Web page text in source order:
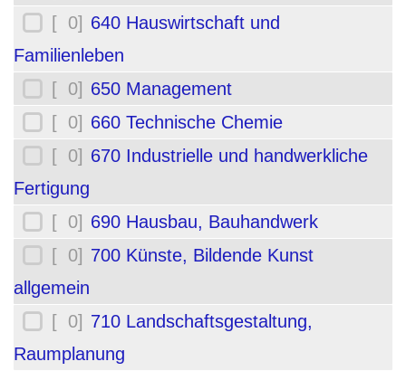
[ 0] 640 Hauswirtschaft und
Familienleben
[ 0] 650 Management
[ 0] 660 Technische Chemie
[ 0] 670 Industrielle und handwerkliche
Fertigung
[ 0] 690 Hausbau, Bauhandwerk
[ 0] 700 Künste, Bildende Kunst
allgemein
[ 0] 710 Landschaftsgestaltung,
Raumplanung